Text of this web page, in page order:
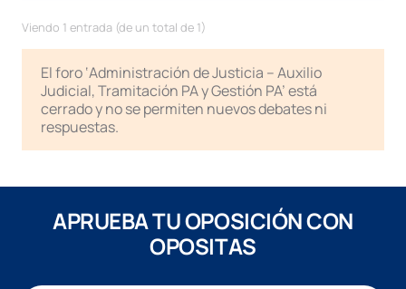
Viendo 1 entrada (de un total de 1)
El foro ‘Administración de Justicia – Auxilio
Judicial, Tramitación PA y Gestión PA’ está
cerrado y no se permiten nuevos debates ni
respuestas.
APRUEBA TU OPOSICIÓN CON
OPOSITAS